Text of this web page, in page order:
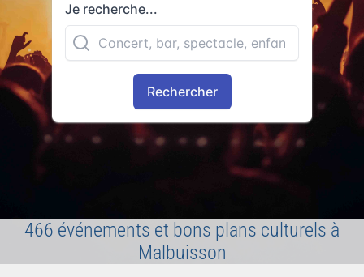
Je recherche...
Rechercher
466 événements et bons plans culturels à
Malbuisson